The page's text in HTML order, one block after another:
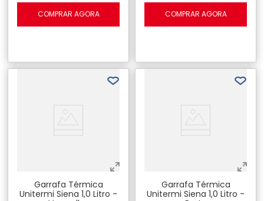
COMPRAR AGORA COMPRAR AGORA
Garrafa Térmica
Unitermi Siena 1,0 Litro -
Garrafa Térmica
Unitermi Siena 1,0 Litro -